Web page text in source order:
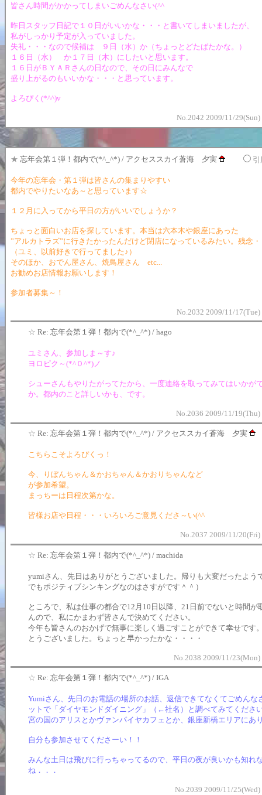
皆さん時間がかかってしまいごめんなさい(^^ゞ
昨日スタッフ日記で１０日がいいかな・・・と書いてしまいましたが、
私がしっかり予定が入っていました。
失礼・・・なので候補は ９日（水）か（ちょっとどたばたかな。）
１６日（水） か１７日（木）にしたいと思います。
１６日がＢＹＡＲさんの日なので、その日にみんなで
盛り上がるのもいいかな・・・と思っています。
よろぴく(*^^)v
No.2042 2009/11/
★ 忘年会第１弾！都内で(*^_^*) / アクセススカイ蒼海 夕実 引
今年の忘年会・第１弾は皆さんの集まりやすい
都内でやりたいなあ～と思っています☆
１２月に入ってから平日の方がいいでしょうか？
ちょっと面白いお店を探しています。本当は六本木や銀座にあった
”アルカトラズ”に行きたかったんだけど閉店になっているみたい。残念
（ユミ、以前好きで行ってました♪）
そのほか、おでん屋さん、焼鳥屋さん etc...
お勧めお店情報お願いします！
参加者募集～！
No.2032 2009/11/
☆ Re: 忘年会第１弾！都内で(*^_^*) / hago
ユミさん、参加しま～す♪
ヨロピク～(*^０^*)ノ
シューさんもやりたがってたから、一度連絡を取ってみてはいかが
か。都内のこと詳しいかも、です。
No.2036 2009/11/
☆ Re: 忘年会第１弾！都内で(*^_^*) / アクセススカイ蒼海 夕実
こちらこそよろぴくっ！
今、りぼんちゃん＆かおちゃん＆かおりちゃんなど
が参加希望。
まっちーは日程次第かな。
皆様お店や日程・・・いろいろご意見くださ～い(^^ゞ
No.2037 2009/11/
☆ Re: 忘年会第１弾！都内で(*^_^*) / machida
yumiさん、先日はありがとうございました。帰りも大変だったよう
でもポジティブシンキングなのはさすがです＾＾）
ところで、私は仕事の都合で12月10日以降、21日前でないと時間が
んので、私にかまわず皆さんで決めてください。
今年も皆さんのおかげで無事に楽しく過ごすことができて幸せです
とうございました。ちょっと早かったかな・・・・
No.2038 2009/11/
☆ Re: 忘年会第１弾！都内で(*^_^*) / IGA
Yumiさん、先日のお電話の場所のお話、返信できてなくてごめんな
ットで「ダイヤモンドダイニング」（←社名）と調べてみてくださ
宮の国のアリスとかヴァンパイヤカフェとか、銀座新橋エリアにあ
自分も参加させてくださーい！！
みんな土日は飛びに行っちゃってるので、平日の夜が良いかも知れ
ね．．．
No.2039 2009/11/